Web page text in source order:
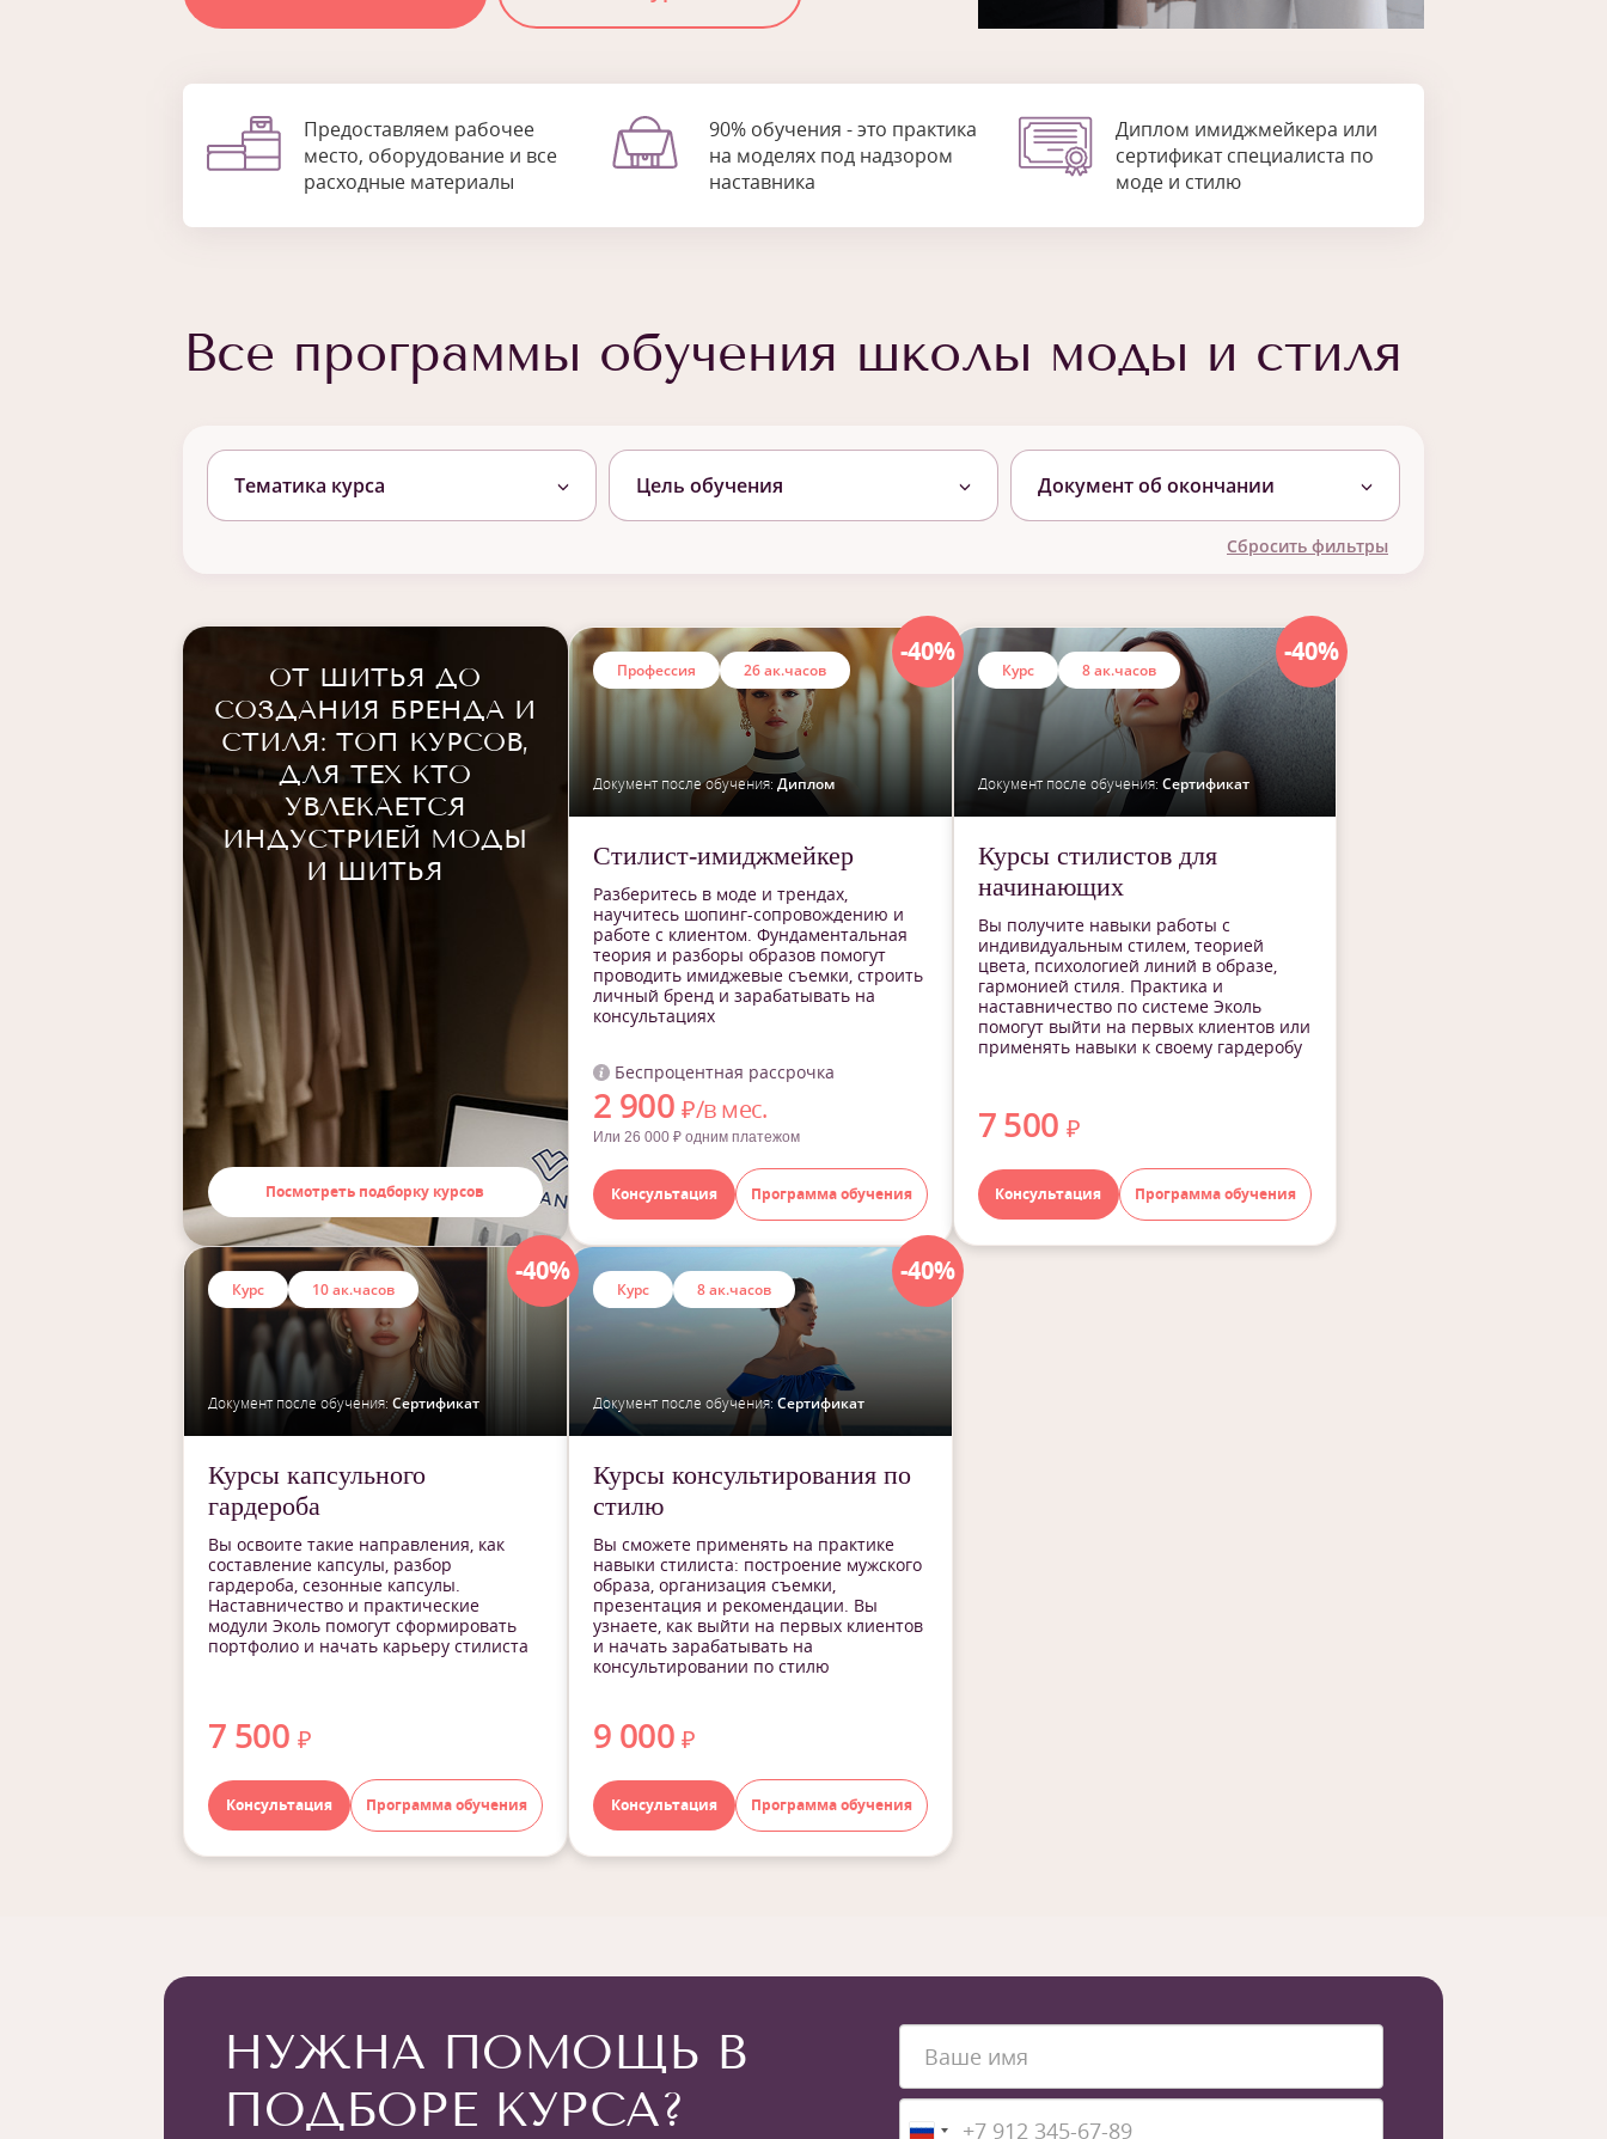
Предоставляем рабочее
место, оборудование и все
расходные материалы
90% обучения - это практика
на моделях под надзором
наставника
Диплом имиджмейкера или
сертификат специалиста по
моде и стилю
Все программы обучения школы моды и стиля
Тематика курса
Капсульный гардероб
Трендвотчинг
Сочетание цветов
Цель обучения
Для начинающих
Повышение квалификации
Документ об окончании
Сбросить фильтры
ОТ ШИТЬЯ ДО
СОЗДАНИЯ БРЕНДА И
СТИЛЯ: ТОП КУРСОВ,
ДЛЯ ТЕХ КТО
УВЛЕКАЕТСЯ
ИНДУСТРИЕЙ МОДЫ
И ШИТЬЯ
Посмотреть подборку курсов
-40%
Профессия 26 ак.часов
Документ после обучения: Диплом
Стилист-имиджмейкер
Разберитесь в моде и трендах,
научитесь шопинг-сопровождению и
работе с клиентом. Фундаментальная
теория и разборы образов помогут
проводить имиджевые съемки, строить
личный бренд и зарабатывать на
консультациях
Беспроцентная рассрочка
2 900₽/в мес.
Или 26 000 ₽ одним платежом
Консультация Программа обучения
-40%
Курс 8 ак.часов
Документ после обучения: Сертификат
Курсы стилистов для
начинающих
Вы получите навыки работы с
индивидуальным стилем, теорией
цвета, психологией линий в образе,
гармонией стиля. Практика и
наставничество по системе Эколь
помогут выйти на первых клиентов или
применять навыки к своему гардеробу
7 500₽
Консультация Программа обучения
-40%
Курс 10 ак.часов
Документ после обучения: Сертификат
Курсы капсульного
гардероба
Вы освоите такие направления, как
составление капсулы, разбор
гардероба, сезонные капсулы.
Наставничество и практические
модули Эколь помогут сформировать
портфолио и начать карьеру стилиста
7 500 ₽
Консультация Программа обучения
-40%
Курс 8 ак.часов
Документ после обучения:Сертификат
Курсы консультирования по
стилю
Вы сможете применять на практике
навыки стилиста: построение мужского
образа, организация съемки,
презентация и рекомендации. Вы
узнаете, как выйти на первых клиентов
и начать зарабатывать на
консультировании по стилю
9 000₽
Консультация Программа обучения
НУЖНА ПОМОЩЬ В
ПОДБОРЕ КУРСА?